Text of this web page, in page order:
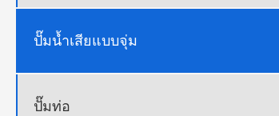
ปั๊มน้ำเสียแบบจุ่ม
ปั๊มท่อ